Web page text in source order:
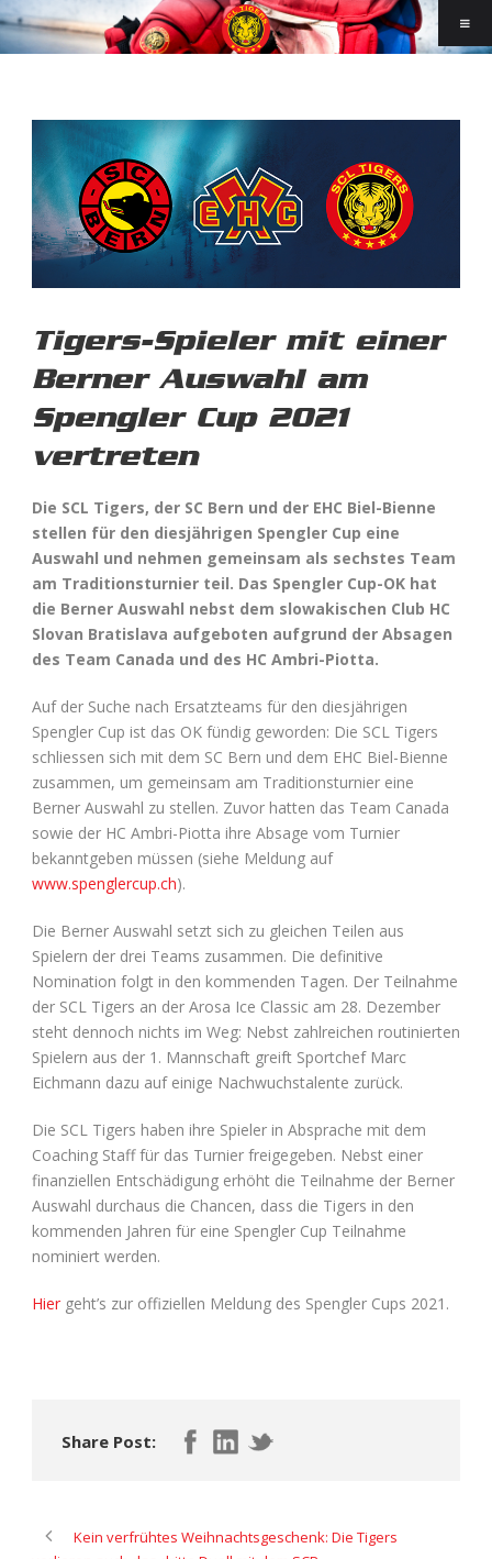
Tigers-Spieler mit einer
Berner Auswahl am
Spengler Cup 2021
vertreten
Die SCL Tigers, der SC Bern und der EHC Biel-Bienne
stellen für den diesjährigen Spengler Cup eine
Auswahl und nehmen gemeinsam als sechstes Team
am Traditionsturnier teil. Das Spengler Cup-OK hat
die Berner Auswahl nebst dem slowakischen Club HC
Slovan Bratislava aufgeboten aufgrund der Absagen
des Team Canada und des HC Ambri-Piotta.
Auf der Suche nach Ersatzteams für den diesjährigen
Spengler Cup ist das OK fündig geworden: Die SCL Tigers
schliessen sich mit dem SC Bern und dem EHC Biel-Bienne
zusammen, um gemeinsam am Traditionsturnier eine
Berner Auswahl zu stellen. Zuvor hatten das Team Canada
sowie der HC Ambri-Piotta ihre Absage vom Turnier
bekanntgeben müssen (siehe Meldung auf
www.spenglercup.ch).
Die Berner Auswahl setzt sich zu gleichen Teilen aus
Spielern der drei Teams zusammen. Die definitive
Nomination folgt in den kommenden Tagen. Der Teilnahme
der SCL Tigers an der Arosa Ice Classic am 28. Dezember
steht dennoch nichts im Weg: Nebst zahlreichen routinierten
Spielern aus der 1. Mannschaft greift Sportchef Marc
Eichmann dazu auf einige Nachwuchstalente zurück.
Die SCL Tigers haben ihre Spieler in Absprache mit dem
Coaching Staff für das Turnier freigegeben. Nebst einer
finanziellen Entschädigung erhöht die Teilnahme der Berner
Auswahl durchaus die Chancen, dass die Tigers in den
kommenden Jahren für eine Spengler Cup Teilnahme
nominiert werden.
Hier geht’s zur offiziellen Meldung des Spengler Cups 2021.
Share Post:
Kein verfrühtes Weihnachtsgeschenk: Die Tigers